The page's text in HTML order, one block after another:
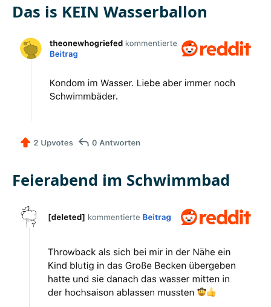
Das is KEIN Wasserballon
Feierabend im Schwimmbad